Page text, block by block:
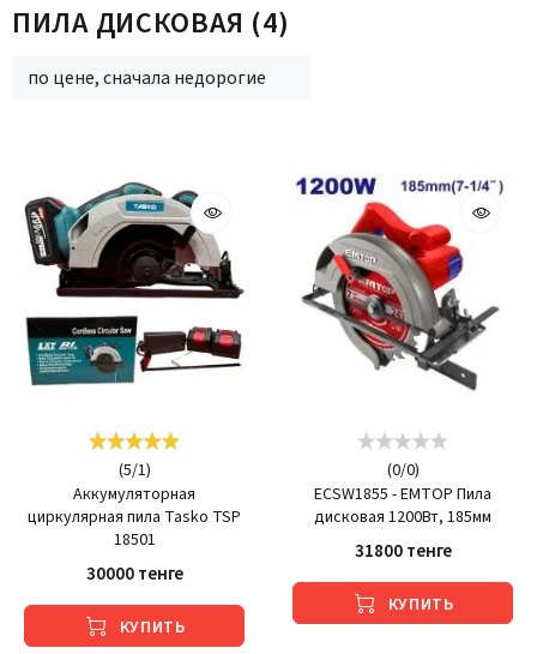
ПИЛА ДИСКОВАЯ (4)
по цене, сначала недорогие
(5/1)
Аккумуляторная
циркулярная пила Tasko TSP
18501
30000 тенге
КУПИТЬ
(0/0)
ECSW1855 - EMTOP Пила
дисковая 1200Вт, 185мм
31800 тенге
КУПИТЬ